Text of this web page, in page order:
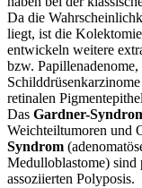
Da die
liegt, ist die
entwickeln weitere
bzw.
retinalen
Das Gardner-
Weichteiltumoren und
Syndrom
Medulloblastome) sind
assoziierten Polyposis.